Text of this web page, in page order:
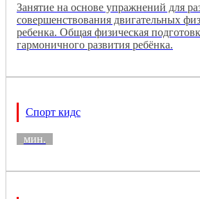
Занятие на основе упражнений для
совершенствования двигательных
ребенка. Общая физическая
гармоничного развития ребёнка.
Спорт кидс
мин.